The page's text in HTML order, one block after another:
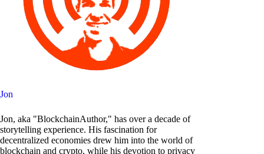
Jon
Jon, aka "BlockchainAuthor," has over a decade of
storytelling experience. His fascination for
decentralized economies drew him into the world of
blockchain and crypto, while his devotion to privacy